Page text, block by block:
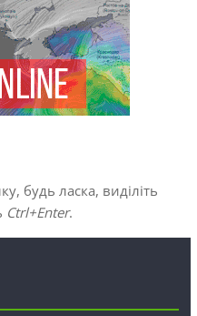
будь ласка, виділіть
Ctrl+Enter.